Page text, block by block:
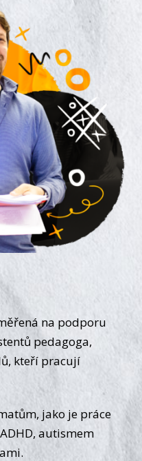
na podporu
pedagoga,
kteří pracují
jako je práce
autismem